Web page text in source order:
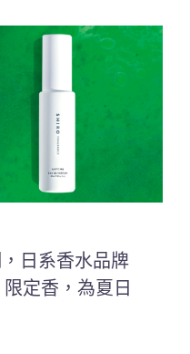
日系香水品牌
定香，為夏日